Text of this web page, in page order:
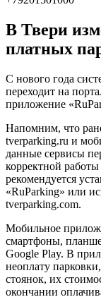
В Твери
платных
С нового года
переходит на
приложение
Напомним, что
tverparking.ru и
данные сервисы
корректной
рекомендуется
«RuParking» или
tverparking.com.
Мобильное
смартфоны,
Google Play. В
неоплату
стоянок, их
окончании